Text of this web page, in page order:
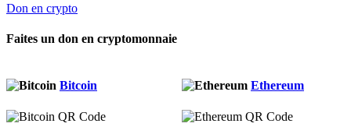
Don en crypto
Faites un don en cryptomonnaie
Bitcoin Ethereum